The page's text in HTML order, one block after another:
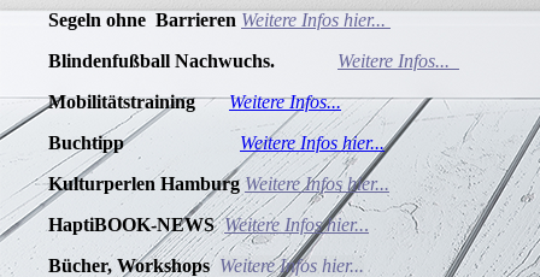
Segeln ohne Barrieren Weitere Infos hier...
Blindenfußball Nachwuchs. Weitere Infos...
MobilitätstrainingWeitere Infos...
Buchtipp
Weitere Infos hier...
Kulturperlen Hamburg Weitere Infos hier...
HaptiBOOK-NEWS Weitere Infos hier...
Bücher, Workshops Weitere Infos hier...